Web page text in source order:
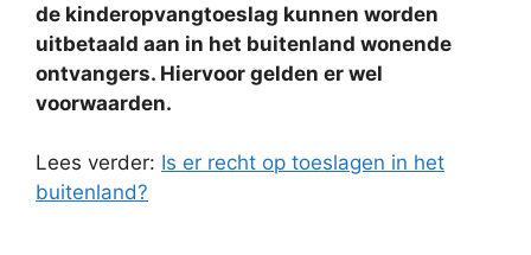
de kinderopvangtoeslag kunnen worden
uitbetaald aan in het buitenland wonende
ontvangers. Hiervoor gelden er wel
voorwaarden.
Lees verder: Is er recht op toeslagen in het
buitenland?